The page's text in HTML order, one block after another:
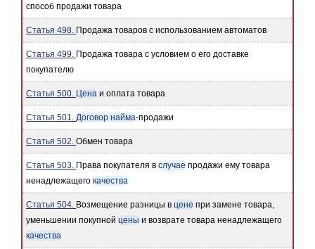
способ продажи товара
Статья 498. Продажа товаров с использованием автоматов
Статья 499. Продажа товара с условием о его доставке
покупателю
Статья 500. Цена и оплата товара
Статья 501. Договор найма-продажи
Статья 502. Обмен товара
Статья 503. Права покупателя в случае продажи ему товара
ненадлежащего качества
Статья 504. Возмещение разницы в цене при замене товара,
уменьшении покупной цены и возврате товара ненадлежащего
качества